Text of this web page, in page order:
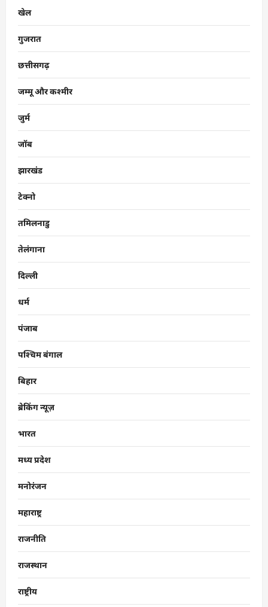
खेल
गुजरात
छत्तीसगढ़
जम्मू और कश्मीर
जुर्म
जॉब
झारखंड
टेक्नो
तमिलनाडु
तेलंगाना
दिल्ली
धर्म
पंजाब
पश्चिम बंगाल
बिहार
ब्रेकिंग न्यूज़
भारत
मध्य प्रदेश
मनोरंजन
महाराष्ट्र
राजनीति
राजस्थान
राष्ट्रीय